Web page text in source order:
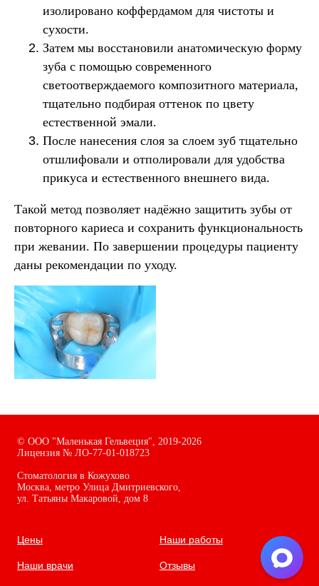
изолировано коффердамом для чистоты и
сухости.
Затем мы восстановили анатомическую форму
зуба с помощью современного
светоотверждаемого композитного материала,
тщательно подбирая оттенок по цвету
естественной эмали.
После нанесения слоя за слоем зуб тщательно
отшлифовали и отполировали для удобства
прикуса и естественного внешнего вида.
Такой метод позволяет надёжно защитить зубы от
повторного кариеса и сохранить функциональность
при жевании. По завершении процедуры пациенту
даны рекомендации по уходу.
© ООО "Маленькая Гельвеция", 2019-2026
Лицензия № ЛО-77-01-018723
Стоматология в Кожухово
Москва, метро Улица Дмитриевского,
ул. Татьяны Макаровой, дом 8
Цены
Наши врачи
Наши работы
Отзывы